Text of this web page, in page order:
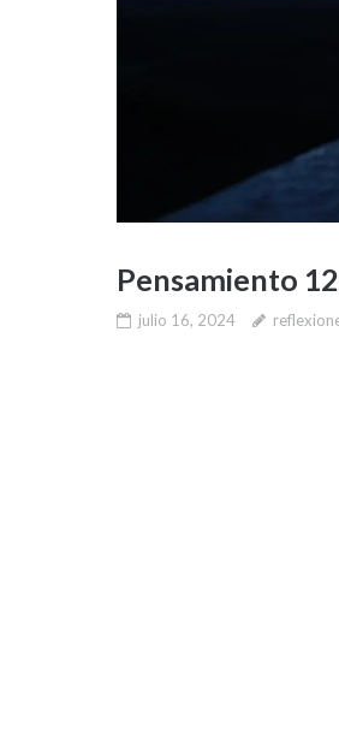
Pensamiento
julio 16, 2024